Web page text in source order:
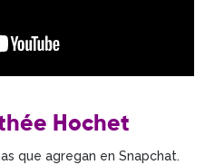
Hochet
que agregan en Snapchat.